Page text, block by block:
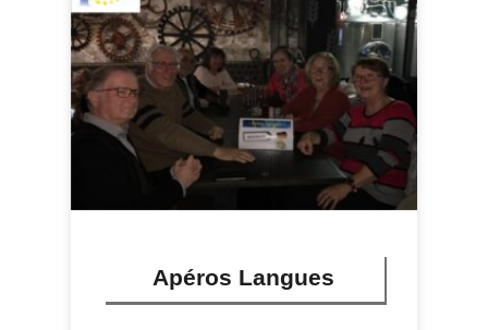
Apéros Langues